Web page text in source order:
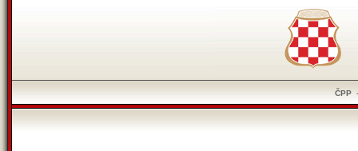
ČPP